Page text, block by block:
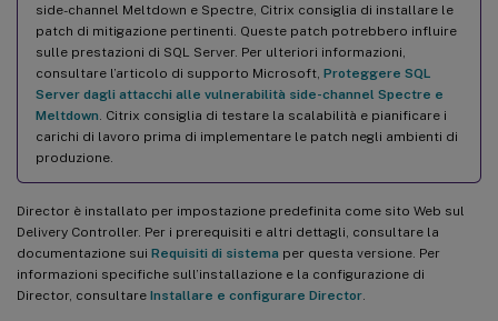
side-channel Meltdown e Spectre, Citrix consiglia di installare le
patch di mitigazione pertinenti. Queste patch potrebbero influire
sulle prestazioni di SQL Server. Per ulteriori informazioni,
consultare l’articolo di supporto Microsoft, Proteggere SQL
Server dagli attacchi alle vulnerabilità side-channel Spectre e
Meltdown . Citrix consiglia di testare la scalabilità e pianificare i
carichi di lavoro prima di implementare le patch negli ambienti di
produzione.
Director è installato per impostazione predefinita come sito Web sul
Delivery Controller. Per i prerequisiti e altri dettagli, consultare la
documentazione sui Requisiti di sistema per questa versione. Per
informazioni specifiche sull’installazione e la configurazione di
Director, consultare Installare e configurare Director